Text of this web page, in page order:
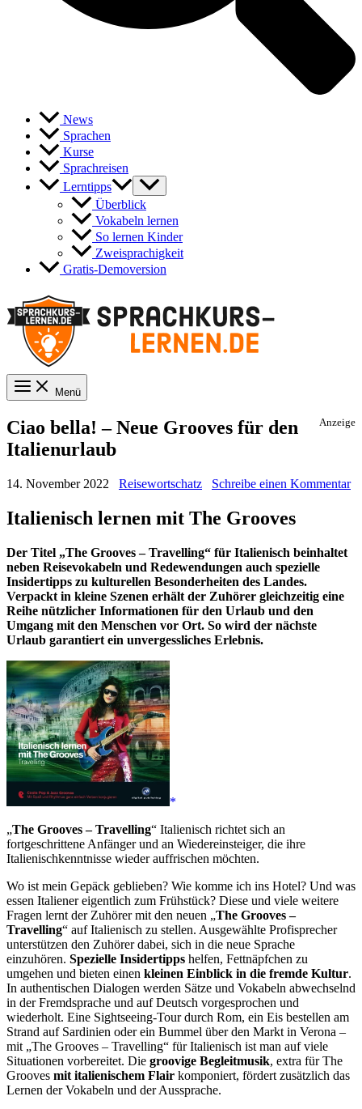
News
Sprachen
Kurse
Sprachreisen
Lerntipps
Überblick
Vokabeln lernen
So lernen Kinder
Zweisprachigkeit
Gratis-Demoversion
Menü
Anzeige
Ciao bella! – Neue Grooves für den
Italienurlaub
14. November 2022 Reisewortschatz Schreibe einen Kommentar
Italienisch lernen mit The Grooves
Der Titel „The Grooves – Travelling“ für Italienisch beinhaltet
neben Reisevokabeln und Redewendungen auch spezielle
Insidertipps zu kulturellen Besonderheiten des Landes.
Verpackt in kleine Szenen erhält der Zuhörer gleichzeitig eine
Reihe nützlicher Informationen für den Urlaub und den
Umgang mit den Menschen vor Ort. So wird der nächste
Urlaub garantiert ein unvergessliches Erlebnis.
„The Grooves – Travelling“ Italienisch richtet sich an
fortgeschrittene Anfänger und an Wiedereinsteiger, die ihre
Italienischkenntnisse wieder auffrischen möchten.
Wo ist mein Gepäck geblieben? Wie komme ich ins Hotel? Und was
essen Italiener eigentlich zum Frühstück? Diese und viele weitere
Fragen lernt der Zuhörer mit den neuen „The Grooves –
Travelling“ auf Italienisch zu stellen. Ausgewählte Profisprecher
unterstützen den Zuhörer dabei, sich in die neue Sprache
einzuhören. Spezielle Insidertipps helfen, Fettnäpfchen zu
umgehen und bieten einen kleinen Einblick in die fremde Kultur.
In authentischen Dialogen werden Sätze und Vokabeln abwechselnd
in der Fremdsprache und auf Deutsch vorgesprochen und
wiederholt. Eine Sightseeing-Tour durch Rom, ein Eis bestellen am
Strand auf Sardinien oder ein Bummel über den Markt in Verona –
mit „The Grooves – Travelling“ für Italienisch ist man auf viele
Situationen vorbereitet. Die groovige Begleitmusik, extra für The
Grooves mit italienischem Flair komponiert, fördert zusätzlich das
Lernen der Vokabeln und der Aussprache.